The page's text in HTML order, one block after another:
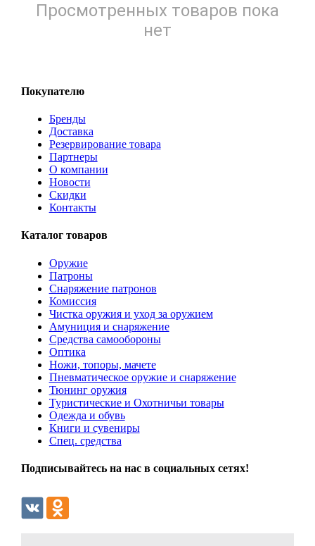
Просмотренных товаров пока
нет
Покупателю
Бренды
Доставка
Резервирование товара
Партнеры
О компании
Новости
Скидки
Контакты
Каталог товаров
Оружие
Патроны
Снаряжение патронов
Комиссия
Чистка оружия и уход за оружием
Амуниция и снаряжение
Средства самообороны
Оптика
Ножи, топоры, мачете
Пневматическое оружие и снаряжение
Тюнинг оружия
Туристические и Охотничьи товары
Одежда и обувь
Книги и сувениры
Спец. средства
Подписывайтесь на нас в социальных сетях!